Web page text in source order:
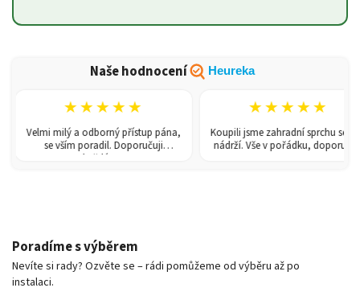
Naše hodnocení Heureka
★★★★★
Velmi milý a odborný přístup pána,
se vším poradil. Doporučuji
každému!
★★★★★
Koupili jsme zahradní sprchu se 150l
nádrží. Vše v pořádku, doporučuji.
Poradíme s výběrem
Nevíte si rady? Ozvěte se – rádi pomůžeme od výběru až po
instalaci.